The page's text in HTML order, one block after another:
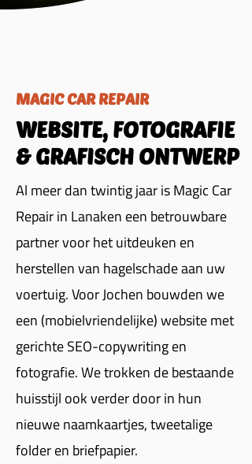
MAGIC CAR REPAIR
WEBSITE, FOTOGRAFIE
& GRAFISCH ONTWERP
Al meer dan twintig jaar is Magic Car
Repair in Lanaken een betrouwbare
partner voor het uitdeuken en
herstellen van hagelschade aan uw
voertuig. Voor Jochen bouwden we
een (mobielvriendelijke) website met
gerichte SEO-copywriting en
fotografie. We trokken de bestaande
huisstijl ook verder door in hun
nieuwe naamkaartjes, tweetalige
folder en briefpapier.